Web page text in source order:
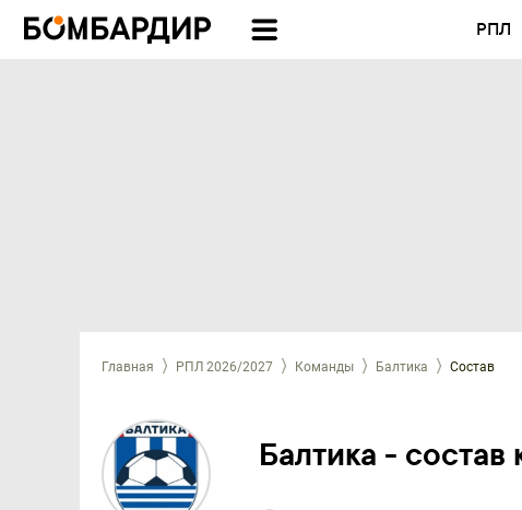
РПЛ
Главная РПЛ 2026/2027 Команды Балтика Состав
Балтика -